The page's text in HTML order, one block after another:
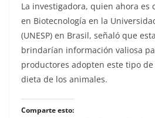
La investigadora, quien ahora es
en Biotecnología en la
(UNESP) en Brasil, señaló que
brindarían información valiosa
productores adopten este tipo
dieta de los animales.
Comparte esto: